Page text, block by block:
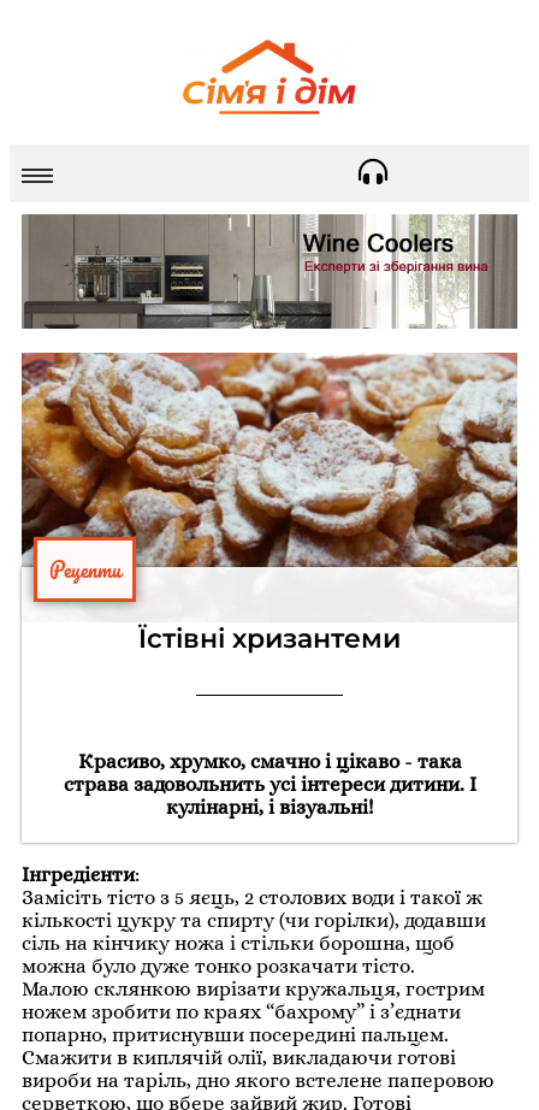
Рецепти
Їстівні хризантеми
Красиво, хрумко, смачно і цікаво - така
страва задовольнить усі інтереси дитини. І
кулінарні, і візуальні!
Інгредієнти:
Замісіть тісто з 5 яєць, 2 столових води і такої ж
кількості цукру та спирту (чи горілки), додавши
сіль на кінчику ножа і стільки борошна, щоб
можна було дуже тонко розкачати тісто.
Малою склянкою вирізати кружальця, гострим
ножем зробити по краях “бахрому” і з’єднати
попарно, притиснувши посередині пальцем.
Смажити в киплячій олії, викладаючи готові
вироби на таріль, дно якого встелене паперовою
серветкою, що вбере зайвий жир. Готові